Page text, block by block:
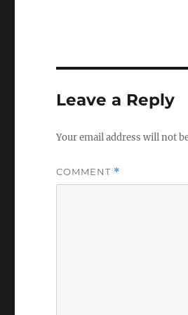
Leave a Reply
Your email address will not
COMMENT *